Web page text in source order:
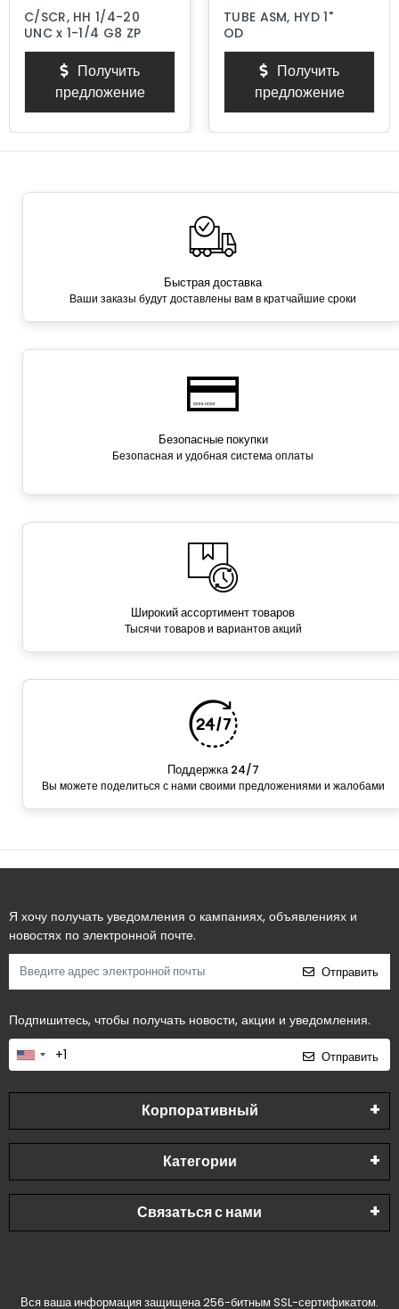
C/SCR, HH 1/4-20
UNC x 1-1/4 G8 ZP
Получить
предложение
TUBE ASM, HYD 1"
OD
Получить
предложение
Быстрая доставка
Ваши заказы будут доставлены вам в кратчайшие сроки
Безопасные покупки
Безопасная и удобная система оплаты
Широкий ассортимент товаров
Тысячи товаров и вариантов акций
Поддержка 24/7
Вы можете поделиться с нами своими предложениями и жалобами
Я хочу получать уведомления о кампаниях, объявлениях и
новостях по электронной почте.
Отправить
Подпишитесь, чтобы получать новости, акции и уведомления.
Отправить
Корпоративный
Категории
Связаться с нами
Вся ваша информация защищена 256-битным SSL-сертификатом.